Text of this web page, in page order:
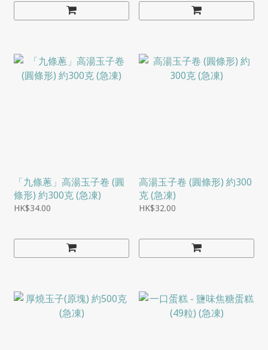
「九條蔥」高湯玉子卷 (圓
條形) 約300克 (急凍)
HK$34.00
高湯玉子卷 (圓條形) 約300
克 (急凍)
HK$32.00